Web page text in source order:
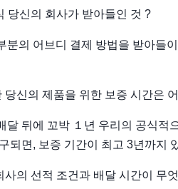
당신의 회사가 받아들인 것 ?
분의 어브디 결제 방법을 받아들
당신의 제품을 위한 보증 시간은
달 뒤에 꼬박 １년 우리의 공식적
되면, 보증 기간이 최고 3년까지
사의 선적 조건과 배달 시간이 무